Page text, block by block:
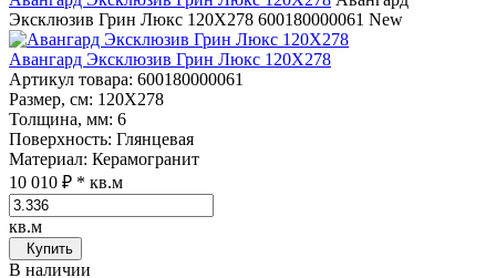
Эксклюзив Грин Люкс 120Х278 600180000061 New
Авангард Эксклюзив Грин Люкс 120Х278
Артикул товара: 600180000061
Размер, см: 120Х278
Толщина, мм: 6
Поверхность: Глянцевая
Материал: Керамогранит
10 010 ₽ * кв.м
кв.м
Купить
В наличии